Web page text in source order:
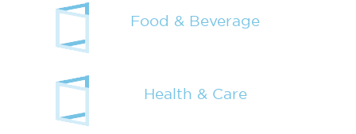
Food & Beverage
Health & Care